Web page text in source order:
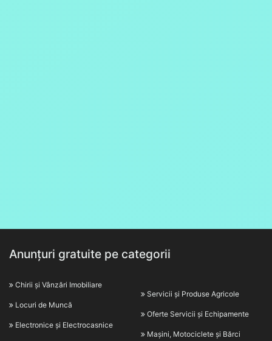
Anunțuri gratuite pe categorii
Chirii și Vânzări Imobiliare
Locuri de Muncă
Electronice și Electrocasnice
Servicii și Produse Agricole
Oferte Servicii și Echipamente
Mașini, Motociclete și Bărci